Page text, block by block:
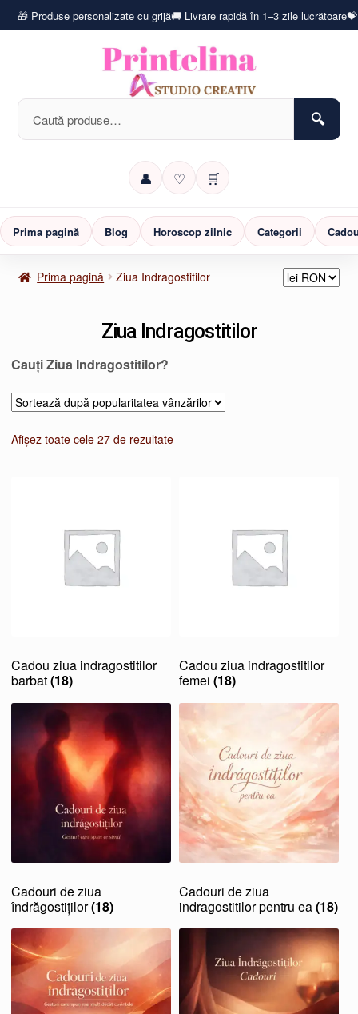
🎁 Produse personalizate cu grijă🚚 Livrare rapidă în 1–3 zile lucrătoare
Caută
după:
👤 ♡ 🛒
Prima pagină Blog Horoscop zilnic Categorii
Prima pagină Ziua Indragostitilor
Ziua Indragostitilor
Cauți Ziua Indragostitilor?
Afișez toate cele 27 de rezultateSortat
Cadou ziua indragostitilor
barbat(18)
Cadou ziua indragostitilor
femei (18)
Cadouri de ziua
îndrăgostiților(18)
Cadouri de ziua
indragostitilor pentru ea(18)